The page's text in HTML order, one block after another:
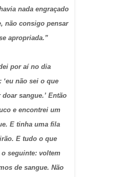
nada engraçado
não consigo pensar
apropriada.”
por aí no dia
‘eu não sei o que
sangue.’ Então
e encontrei um
E tinha uma fila
E tudo o que
o seguinte: voltem
de sangue. Não